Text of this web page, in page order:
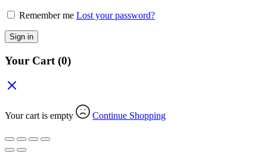
Remember me Lost your password?
Sign in
Your Cart (0)
Your cart is empty Continue Shopping